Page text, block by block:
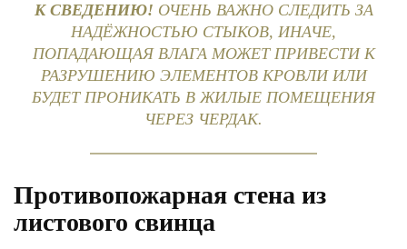
К СВЕДЕНИЮ! ОЧЕНЬ ВАЖНО СЛЕДИТЬ ЗА
НАДЁЖНОСТЬЮ СТЫКОВ, ИНАЧЕ,
ПОПАДАЮЩАЯ ВЛАГА МОЖЕТ ПРИВЕСТИ К
РАЗРУШЕНИЮ ЭЛЕМЕНТОВ КРОВЛИ ИЛИ
БУДЕТ ПРОНИКАТЬ В ЖИЛЫЕ ПОМЕЩЕНИЯ
ЧЕРЕЗ ЧЕРДАК.
Противопожарная стена из
листового свинца